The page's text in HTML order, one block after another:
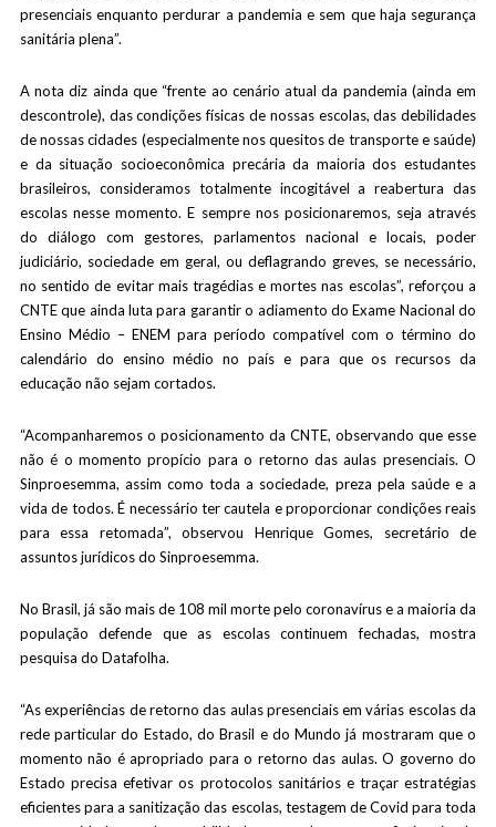
presenciais enquanto perdurar a pandemia e sem que haja segurança
sanitária plena”.
A nota diz ainda que “frente ao cenário atual da pandemia (ainda em
descontrole), das condições físicas de nossas escolas, das debilidades
de nossas cidades (especialmente nos quesitos de transporte e saúde)
e da situação socioeconômica precária da maioria dos estudantes
brasileiros, consideramos totalmente incogitável a reabertura das
escolas nesse momento. E sempre nos posicionaremos, seja através
do diálogo com gestores, parlamentos nacional e locais, poder
judiciário, sociedade em geral, ou deflagrando greves, se necessário,
no sentido de evitar mais tragédias e mortes nas escolas”, reforçou a
CNTE que ainda luta para garantir o adiamento do Exame Nacional do
Ensino Médio – ENEM para período compatível com o término do
calendário do ensino médio no país e para que os recursos da
educação não sejam cortados.
“Acompanharemos o posicionamento da CNTE, observando que esse
não é o momento propício para o retorno das aulas presenciais. O
Sinproesemma, assim como toda a sociedade, preza pela saúde e a
vida de todos. É necessário ter cautela e proporcionar condições reais
para essa retomada”, observou Henrique Gomes, secretário de
assuntos jurídicos do Sinproesemma.
No Brasil, já são mais de 108 mil morte pelo coronavírus e a maioria da
população defende que as escolas continuem fechadas, mostra
pesquisa do Datafolha.
“As experiências de retorno das aulas presenciais em várias escolas da
rede particular do Estado, do Brasil e do Mundo já mostraram que o
momento não é apropriado para o retorno das aulas. O governo do
Estado precisa efetivar os protocolos sanitários e traçar estratégias
eficientes para a sanitização das escolas, testagem de Covid para toda